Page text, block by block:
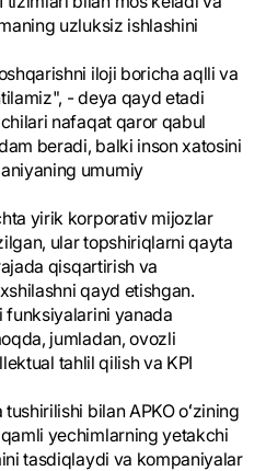
uzluksiz ishlashini
iloji boricha aqlli va
- deya qayd etadi
nafaqat qaror qabul
beradi, balki inson xatosini
umumiy
yirik korporativ mijozlar
ular topshiriqlarni qayta
qisqartirish va
qayd etishgan.
funksiyalarini yanada
jumladan, ovozli
tahlil qilish va KPI
bilan APKO oʻzining
yechimlarning yetakchi
tasdiqlaydi va kompaniyalar